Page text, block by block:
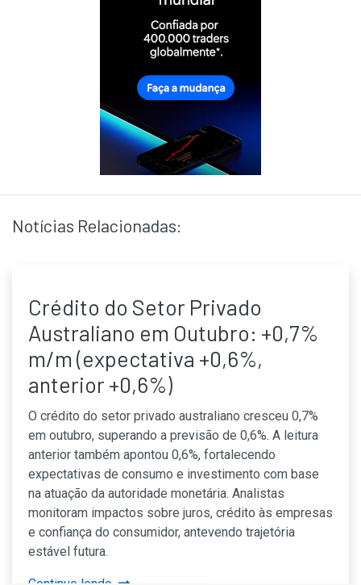
Notícias Relacionadas:
Crédito do Setor Privado
Australiano em Outubro: +0,7%
m/m (expectativa +0,6%,
anterior +0,6%)
O crédito do setor privado australiano cresceu 0,7%
em outubro, superando a previsão de 0,6%. A leitura
anterior também apontou 0,6%, fortalecendo
expectativas de consumo e investimento com base
na atuação da autoridade monetária. Analistas
monitoram impactos sobre juros, crédito às empresas
e confiança do consumidor, antevendo trajetória
estável futura.